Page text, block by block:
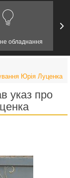
обладнання
Юрія Луценка
указ про